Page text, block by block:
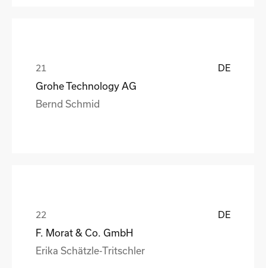
DE
Grohe Technology AG
Bernd Schmid
DE
F. Morat & Co. GmbH
Erika Schätzle-Tritschler